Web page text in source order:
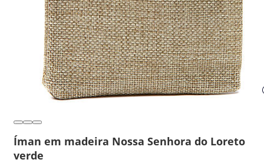
Íman em madeira Nossa Senhora do Loreto
verde